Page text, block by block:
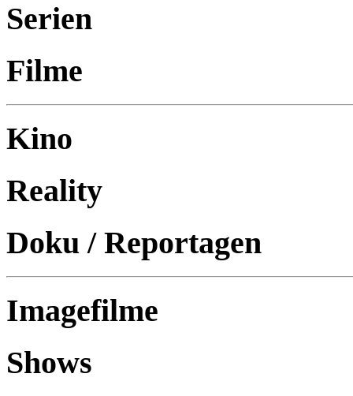
Serien
Filme
Kino
Reality
Doku / Reportagen
Imagefilme
Shows